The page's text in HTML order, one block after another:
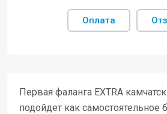
Оплата
Первая фаланга EXTRA
подойдет как самостоятельное